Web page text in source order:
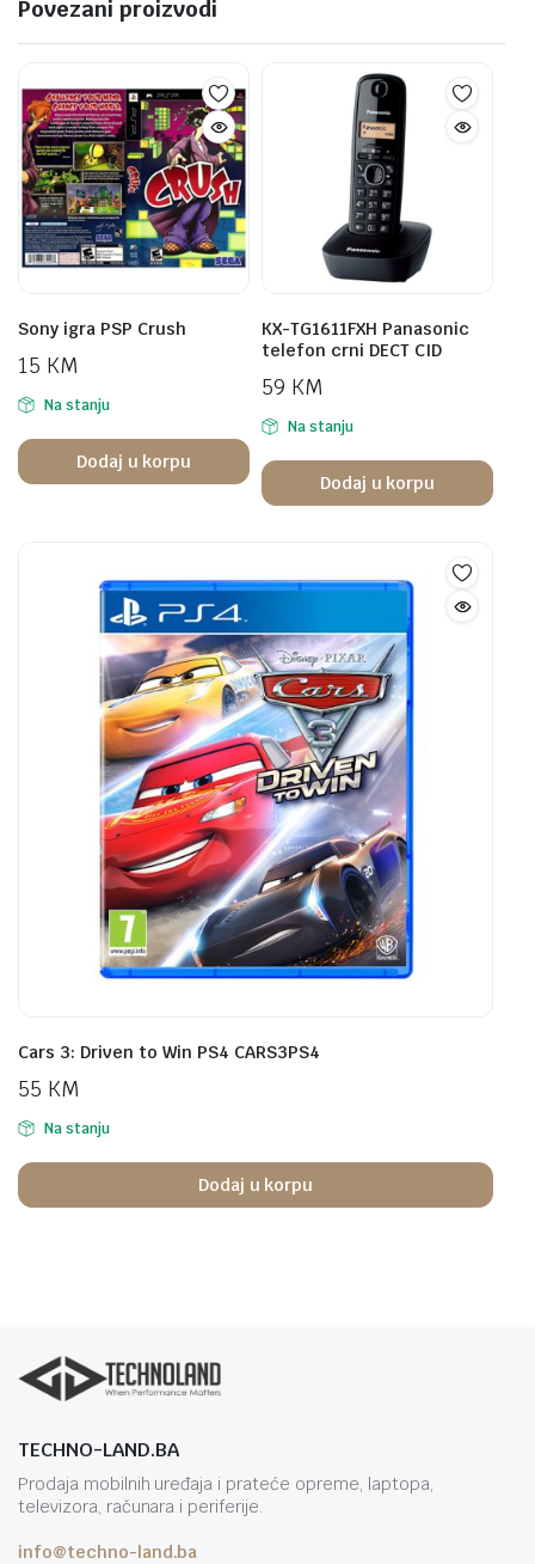
Povezani proizvodi
Sony igra PSP Crush
15 KM
Na stanju
Dodaj u korpu
KX-TG1611FXH Panasonic
telefon crni DECT CID
59 KM
Na stanju
Dodaj u korpu
Cars 3: Driven to Win PS4 CARS3PS4
55 KM
Na stanju
Dodaj u korpu
TECHNO-LAND.BA
Prodaja mobilnih uređaja i prateće opreme, laptopa,
televizora, računara i periferije.
info@techno-land.ba